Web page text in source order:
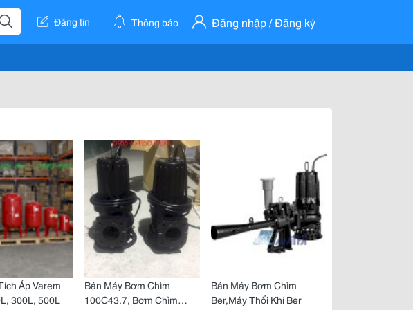
Đăng tin Thông báo Đăng nhập / Đăng ký
Áp Varem
300L, 500L
Bán Máy Bơm Chìm
100C43.7, Bơm Chìm
Bán Máy Bơm Chìm
Ber,Máy Thổi Khí Ber